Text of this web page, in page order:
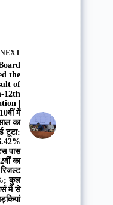
NEXT
the
of
12th
|
में
का
टूटा:
पास
का
रिजल्ट
कुल
में से